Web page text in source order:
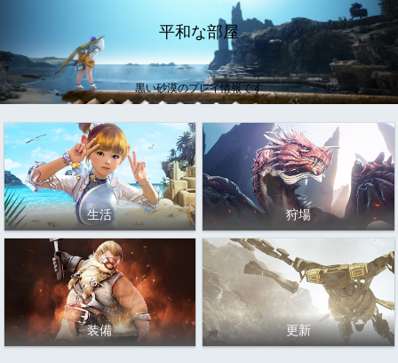
平和な部屋
黒い砂漠のプレイ情報です
生活 狩場
装備 更新